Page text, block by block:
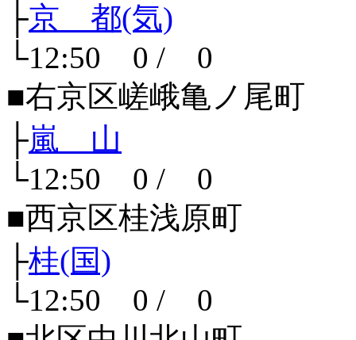
├京 都(気)
└12:50 0 / 0
■右京区嵯峨亀ノ尾町
├嵐 山
└12:50 0 / 0
■西京区桂浅原町
├桂(国)
└12:50 0 / 0